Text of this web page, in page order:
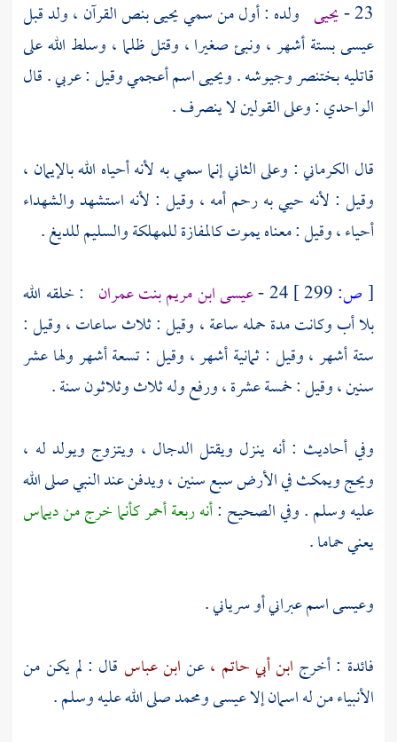
23 - يحيى ولده : أول من سمييحيىبنص القرآن ، ولد قبل
عيسىبستة أشهر ، ونبئ صغيرا ، وقتل ظلما ، وسلط الله على
قاتليهبختنصروجيوشه .ويحيىاسم أعجمي وقيل : عربي . قال
الواحدي: وعلى القولين لا ينصرف .
قال الكرماني: وعلى الثاني إنما سمي به لأنه أحياه الله بالإيمان ،
وقيل : لأنه حيي به رحم أمه ، وقيل : لأنه استشهد والشهداء
أحياء ، وقيل : معناه يموت كالمفازة للمهلكة والسليم للديغ .
[ص: 24 - عيسى ابن مريم بنت عمران : خلقه الله
بلا أب وكانت مدة حمله ساعة ، وقيل : ثلاث ساعات ، وقيل :
ستة أشهر ، وقيل : ثمانية أشهر ، وقيل : تسعة أشهر ولها عشر
سنين ، وقيل : خمسة عشرة ، ورفع وله ثلاث وثلاثون سنة .
وفي أحاديث : أنه ينزل ويقتل الدجال ، ويتزوج ويولد له ،
ويحج ويمكث في الأرض سبع سنين ، ويدفن عند النبي صلى الله
عليه وسلم . وفي الصحيح :أنه ربعة أحمر كأنما خرج من ديماس
يعني حماما .
وعيسىاسم عبراني أو سرياني .
فائدة : أخرج ابن أبي حاتم ،عنابن عباس قال : لم يكن من
الأنبياء من له اسمان إلاعيسىومحمدصلى الله عليه وسلم .